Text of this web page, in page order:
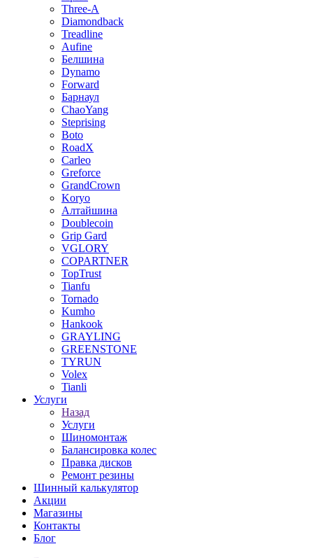
Three-A
Diamondback
Treadline
Aufine
Белшина
Dynamo
Forward
Барнаул
ChaoYang
Steprising
Boto
RoadX
Carleo
Greforce
GrandCrown
Koryo
Алтайшина
Doublecoin
Grip Gard
VGLORY
COPARTNER
TopTrust
Tianfu
Tornado
Kumho
Hankook
GRAYLING
GREENSTONE
TYRUN
Volex
Tianli
Услуги
Назад
Услуги
Шиномонтаж
Балансировка колес
Правка дисков
Ремонт резины
Шинный калькулятор
Акции
Магазины
Контакты
Блог